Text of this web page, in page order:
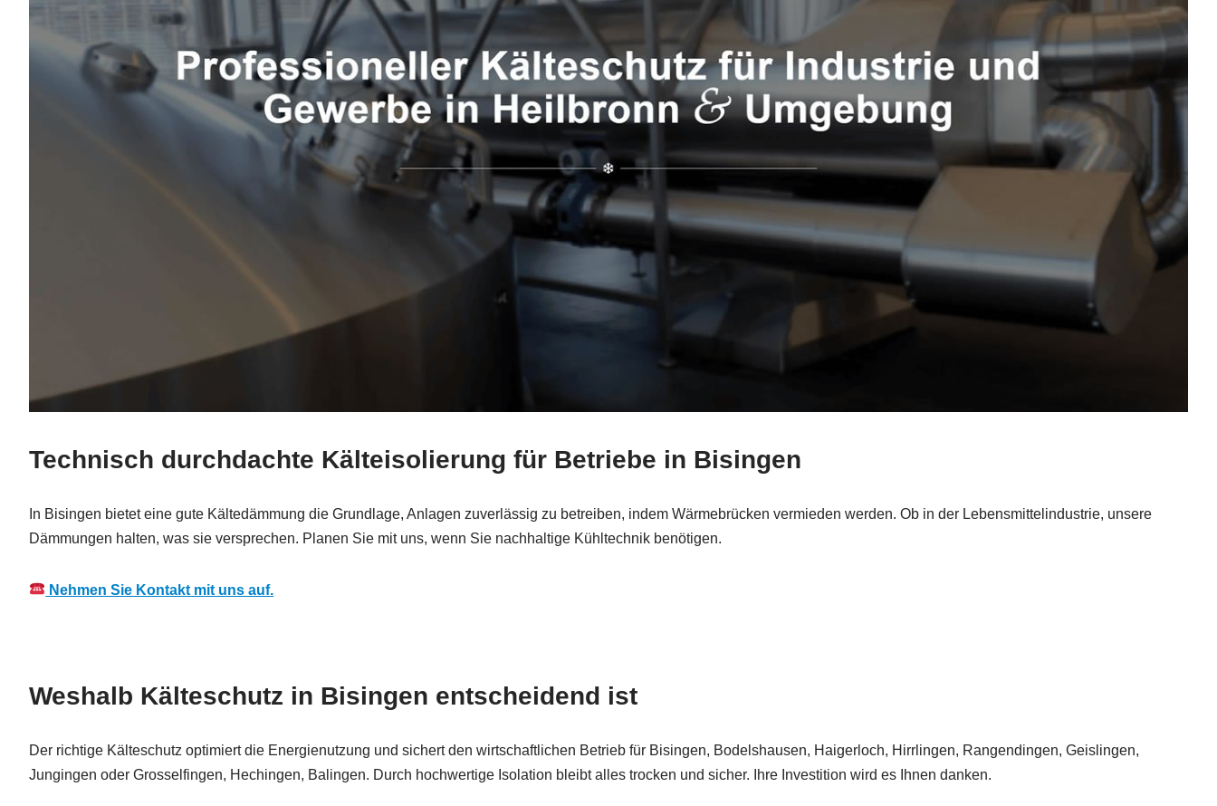
Technisch durchdachte Kälteisolierung für Betriebe in Bisingen
In Bisingen bietet eine gute Kältedämmung die Grundlage, Anlagen zuverlässig zu betreiben, indem Wärmebrücken vermieden werden. Ob in der Lebensmittelindustrie, unsere
Dämmungen halten, was sie versprechen. Planen Sie mit uns, wenn Sie nachhaltige Kühltechnik benötigen.
Nehmen Sie Kontakt mit uns auf.
Weshalb Kälteschutz in Bisingen entscheidend ist
Der richtige Kälteschutz optimiert die Energienutzung und sichert den wirtschaftlichen Betrieb für Bisingen, Bodelshausen, Haigerloch, Hirrlingen, Rangendingen, Geislingen,
Jungingen oder Grosselfingen, Hechingen, Balingen. Durch hochwertige Isolation bleibt alles trocken und sicher. Ihre Investition wird es Ihnen danken.